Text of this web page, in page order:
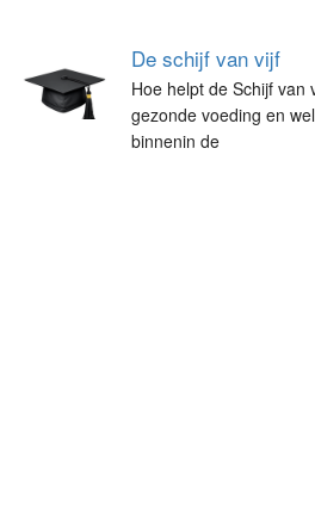
De schijf van vijf
Hoe helpt de Schijf van
gezonde voeding en
binnenin de